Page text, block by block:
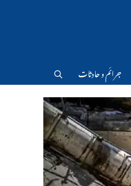
جرائم و حادثات